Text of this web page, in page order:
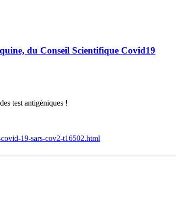
du Conseil Scientifique Covid19
test antigéniques !
19-sars-cov2-t16502.html